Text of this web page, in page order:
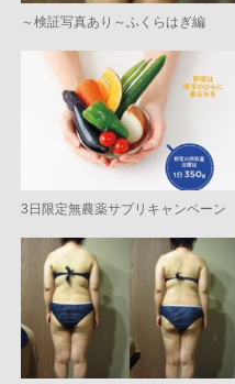
～検証写真あり～ふくらはぎ編
3日限定無農薬サプリキャンペーン